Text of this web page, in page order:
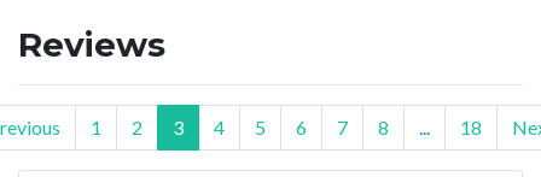
Reviews
1 2 3 4 5 6 7 8 18